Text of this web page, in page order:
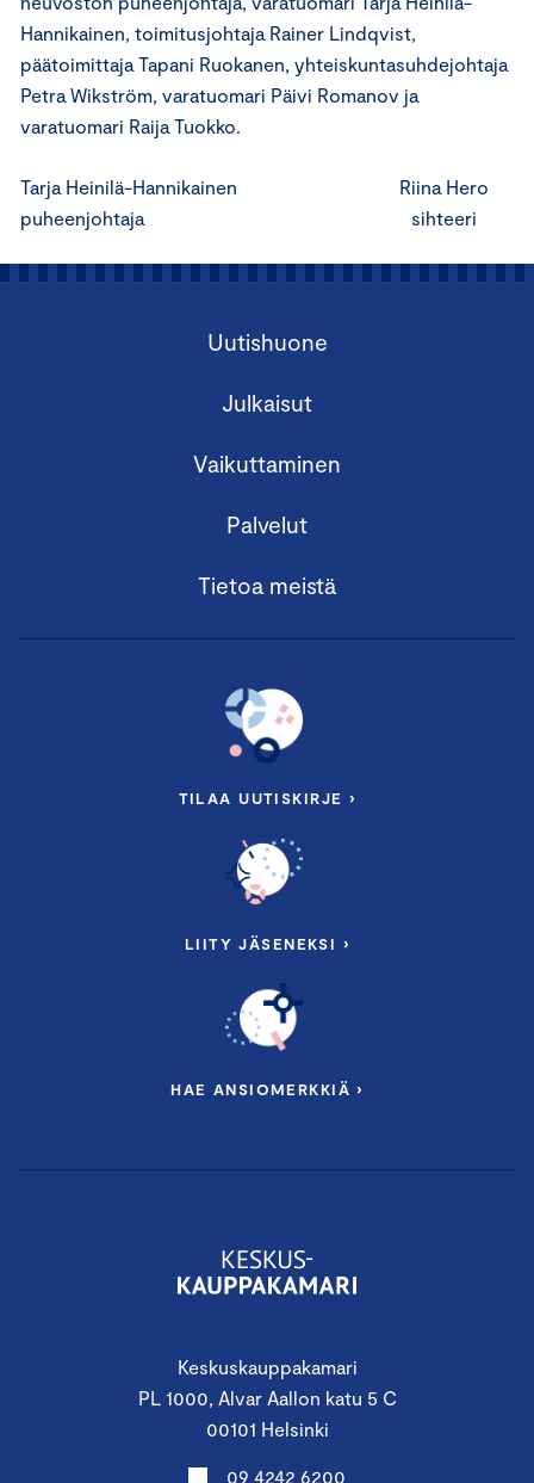
Hannikainen, toimitusjohtaja Rainer Lindqvist,
päätoimittaja Tapani Ruokanen, yhteiskuntasuhdejohtaja
Petra Wikström, varatuomari Päivi Romanov ja
varatuomari Raija Tuokko.
Tarja Heinilä-Hannikainen Riina Hero
puheenjohtaja sihteeri
Keskuskauppakamari
PL 1000, Alvar Aallon katu 5 C
00101 Helsinki
09 4242 6200
Uutishuone
Julkaisut
Vaikuttaminen
Palvelut
Tietoa meistä
TILAA UUTISKIRJE ›
LIITY JÄSENEKSI ›
HAE ANSIOMERKKIÄ ›